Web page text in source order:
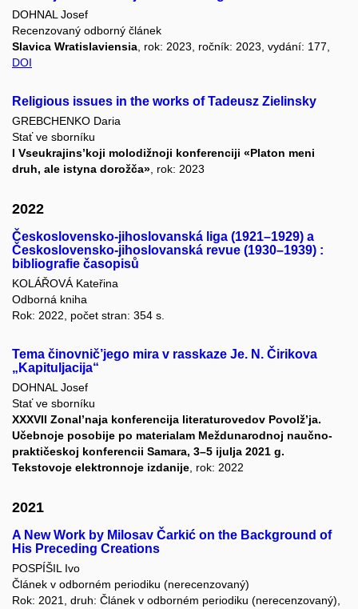
DOHNAL Josef
Recenzovaný odborný článek
Slavica Wratislaviensia , rok: 2023, ročník: 2023, vydání: 177,
DOI
Religious issues in the works of Tadeusz Zielinsky
GREBCHENKO Daria
Stať ve sborníku
I Vseukrajins’koji molodižnoji konferenciji «Platon meni
druh, ale istyna dorožča», rok: 2023
2022
Československo-jihoslovanská liga (1921–1929) a
Československo-jihoslovanská revue (1930–1939) :
bibliografie časopisů
KOLÁŘOVÁ Kateřina
Odborná kniha
Rok: 2022, počet stran: 354 s.
Tema činovnič’jego mira v rasskaze Je. N. Čirikova
„Kapituljacija“
DOHNAL Josef
Stať ve sborníku
XXXVII Zonal’naja konferencija literaturovedov Povolž’ja.
Učebnoje posobije po materialam Meždunarodnoj naučno-
praktičeskoj konferencii Samara, 3–5 ijulja 2021 g.
Tekstovoje elektronnoje izdanije, rok: 2022
2021
A New Work by Milosav Čarkić on the Background of
His Preceding Creations
POSPÍŠIL Ivo
Článek v odborném periodiku (nerecenzovaný)
Rok: 2021, druh: Článek v odborném periodiku (nerecenzovaný),